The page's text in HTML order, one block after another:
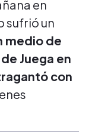
en
sufrió un
medio de
Juega en
con